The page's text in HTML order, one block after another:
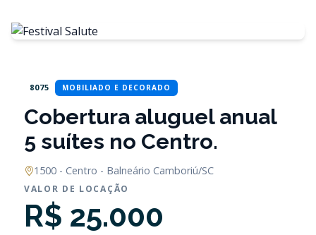
8075 MOBILIADO E DECORADO
Cobertura aluguel anual
5 suítes no Centro.
1500 - Centro - Balneário Camboriú/SC
VALOR DE LOCAÇÃO
R$ 25.000